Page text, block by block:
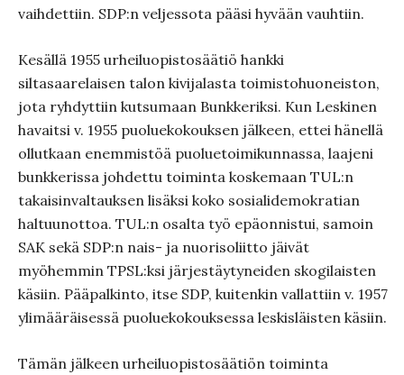
vaihdettiin. SDP:n veljessota pääsi hyvään vauhtiin.
Kesällä 1955 urheiluopistosäätiö hankki
siltasaarelaisen talon kivijalasta toimistohuoneiston,
jota ryhdyttiin kutsumaan Bunkkeriksi. Kun Leskinen
havaitsi v. 1955 puoluekokouksen jälkeen, ettei hänellä
ollutkaan enemmistöä puoluetoimikunnassa, laajeni
bunkkerissa johdettu toiminta koskemaan TUL:n
takaisinvaltauksen lisäksi koko sosialidemokratian
haltuunottoa. TUL:n osalta työ epäonnistui, samoin
SAK sekä SDP:n nais- ja nuorisoliitto jäivät
myöhemmin TPSL:ksi järjestäytyneiden skogilaisten
käsiin. Pääpalkinto, itse SDP, kuitenkin vallattiin v. 1957
ylimääräisessä puoluekokouksessa leskisläisten käsiin.
Tämän jälkeen urheiluopistosäätiön toiminta